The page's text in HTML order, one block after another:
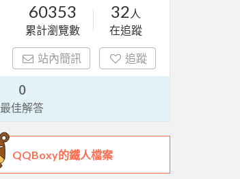
60353
累計瀏覽數
32 人
在追蹤
站內簡訊 追蹤
0
最佳解答
QQBoxy的鐵人檔案